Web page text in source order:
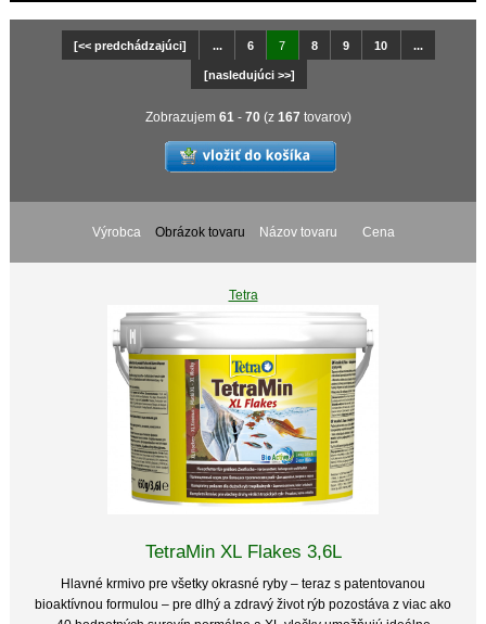
[<< predchádzajúci] ... 6 7 8 9 10 ...
[nasledujúci >>]
Zobrazujem 61 - 70 (z 167 tovarov)
Výrobca Obrázok tovaru Názov tovaru Cena
Tetra
TetraMin XL Flakes 3,6L
Hlavné krmivo pre všetky okrasné ryby – teraz s patentovanou
bioaktívnou formulou – pre dlhý a zdravý život rýb pozostáva z viac ako